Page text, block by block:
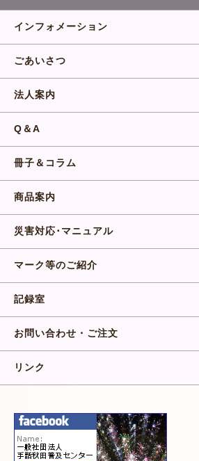
インフォメーション
ごあいさつ
法人案内
Q＆A
冊子＆コラム
商品案内
災害対応･マニュアル
マーク等のご紹介
記録室
お問い合わせ・ご注文
リンク